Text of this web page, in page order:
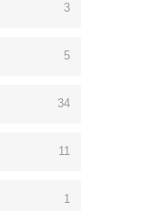
3
5
34
11
1